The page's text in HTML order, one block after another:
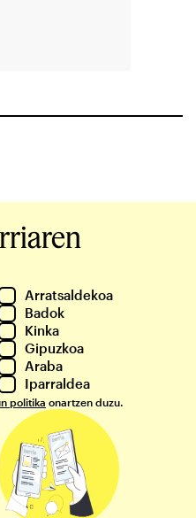
Arratsaldekoa
Badok
Kinka
Gipuzkoa
Araba
Iparraldea
politika onartzen duzu.